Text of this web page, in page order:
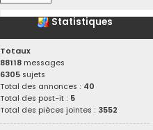
Statistiques
Totaux
88118 messages
6305 sujets
Total des annonces : 40
Total des post-it : 5
Total des pièces jointes : 3552